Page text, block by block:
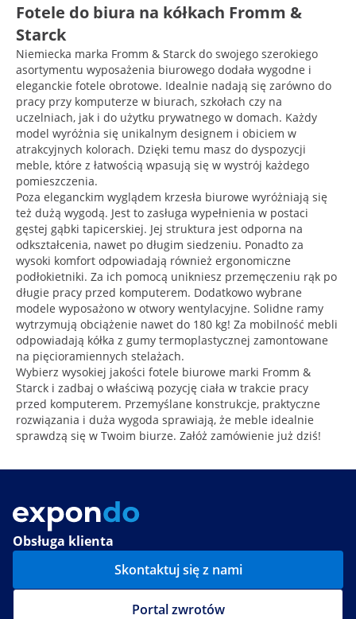
Fotele do biura na kółkach Fromm &
Starck
Niemiecka marka Fromm & Starck do swojego szerokiego
asortymentu wyposażenia biurowego dodała wygodne i
eleganckie fotele obrotowe. Idealnie nadają się zarówno do
pracy przy komputerze w biurach, szkołach czy na
uczelniach, jak i do użytku prywatnego w domach. Każdy
model wyróżnia się unikalnym designem i obiciem w
atrakcyjnych kolorach. Dzięki temu masz do dyspozycji
meble, które z łatwością wpasują się w wystrój każdego
pomieszczenia.
Poza eleganckim wyglądem krzesła biurowe wyróżniają się
też dużą wygodą. Jest to zasługa wypełnienia w postaci
gęstej gąbki tapicerskiej. Jej struktura jest odporna na
odkształcenia, nawet po długim siedzeniu. Ponadto za
wysoki komfort odpowiadają również ergonomiczne
podłokietniki. Za ich pomocą unikniesz przemęczeniu rąk po
długie pracy przed komputerem. Dodatkowo wybrane
modele wyposażono w otwory wentylacyjne. Solidne ramy
wytrzymują obciążenie nawet do 180 kg! Za mobilność mebli
odpowiadają kółka z gumy termoplastycznej zamontowane
na pięcioramiennych stelażach.
Wybierz wysokiej jakości fotele biurowe marki Fromm &
Starck i zadbaj o właściwą pozycję ciała w trakcie pracy
przed komputerem. Przemyślane konstrukcje, praktyczne
rozwiązania i duża wygoda sprawiają, że meble idealnie
sprawdzą się w Twoim biurze. Załóż zamówienie już dziś!
Obsługa klienta
Skontaktuj się z nami
Portal zwrotów